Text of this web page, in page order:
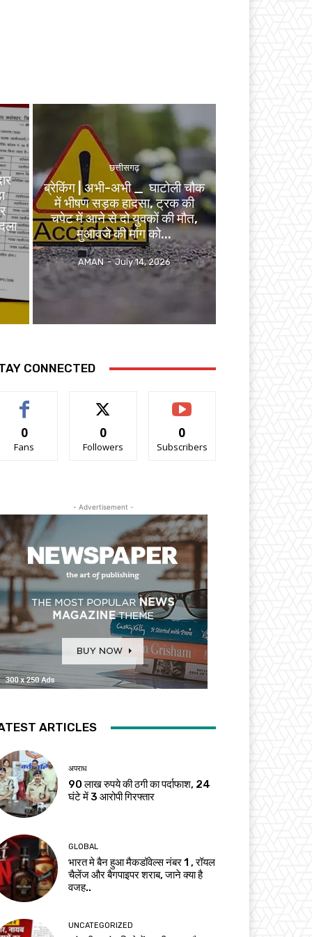
छत्तीसगढ़
ब्रेकिंग | अभी-अभी _ घाटोली चौक
में भीषण सड़क हादसा, ट्रक की
चपेट में आने से दो युवकों की मौत,
मुआवजे की मांग को...
AMAN - July 14, 2026
CONNECTED
0
Fans
0
Followers
0
Subscribers
- Advertisement -
ARTICLES
अपराध
90 लाख रुपये की ठगी का पर्दाफाश, 24
घंटे में 3 आरोपी गिरफ्तार
GLOBAL
भारत मे बैन हुआ मैकडॉवेल्स नंबर 1 , रॉयल
चैलेंज और बैगपाइपर शराब, जाने क्या है
वजह..
UNCATEGORIZED